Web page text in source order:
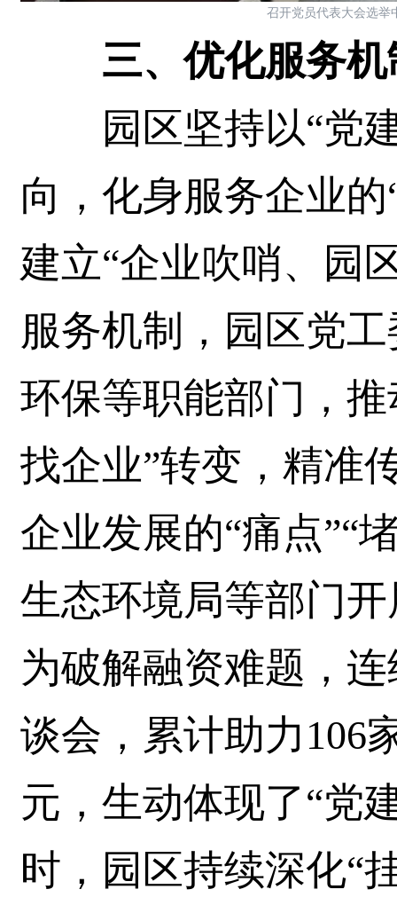
召开党员代表大会选举
三、优化服务机
园区坚持以“党建
向，化身服务企业
建立“企业吹哨、园
服务机制，园区党
环保等职能部门，
找企业”转变，精准
企业发展的“痛点”“
生态环境局等部门
为破解融资难题，
谈会，累计助力106
元，生动体现了“党
时，园区持续深化“